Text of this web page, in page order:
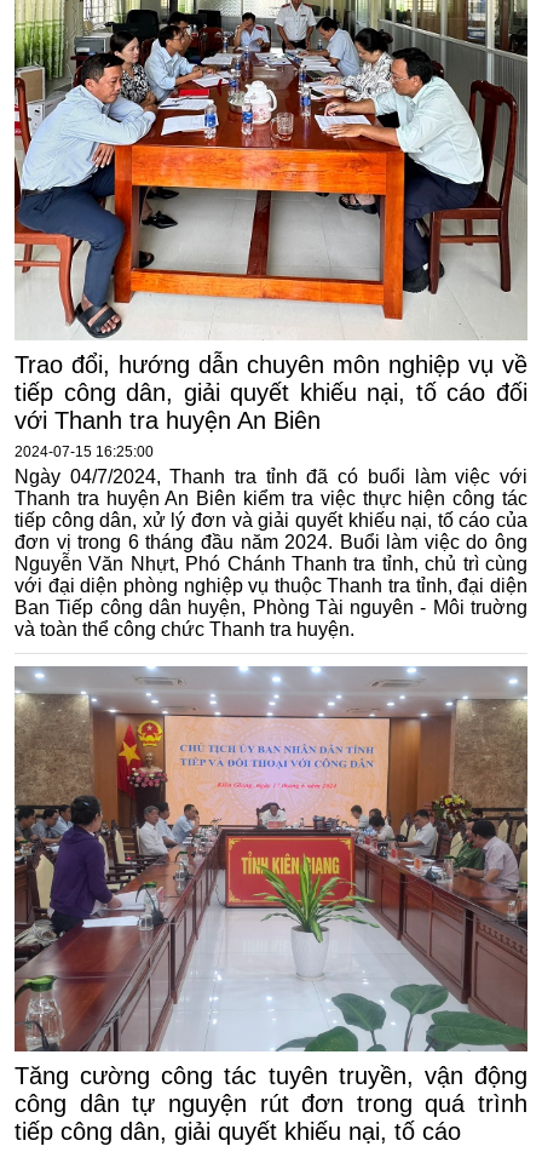
Trao đổi, hướng dẫn chuyên môn nghiệp vụ về
tiếp công dân, giải quyết khiếu nại, tố cáo đối
với Thanh tra huyện An Biên
2024-07-15 16:25:00
Ngày 04/7/2024, Thanh tra tỉnh đã có buổi làm việc với
Thanh tra huyện An Biên kiểm tra việc thực hiện công tác
tiếp công dân, xử lý đơn và giải quyết khiếu nại, tố cáo của
đơn vị trong 6 tháng đầu năm 2024. Buổi làm việc do ông
Nguyễn Văn Nhựt, Phó Chánh Thanh tra tỉnh, chủ trì cùng
với đại diện phòng nghiệp vụ thuộc Thanh tra tỉnh, đại diện
Ban Tiếp công dân huyện, Phòng Tài nguyên - Môi truờng
và toàn thể công chức Thanh tra huyện.
Tăng cường công tác tuyên truyền, vận động
công dân tự nguyện rút đơn trong quá trình
tiếp công dân, giải quyết khiếu nại, tố cáo